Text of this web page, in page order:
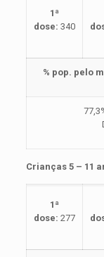
1ª
dose: 340
% pop. pelo
Crianças 5 – 11
1ª
dose: 277